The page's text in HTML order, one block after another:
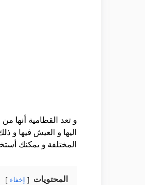
و تعد القطامية أنها
اليها و العيش فيها
المختلفة و يمكنك
المحتويات إخفاء